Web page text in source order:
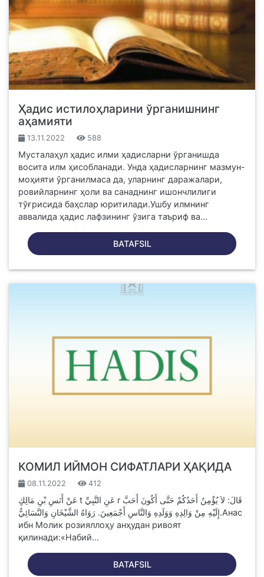
Ҳадис истилоҳларини ўрганишнинг
аҳамияти
13.11.2022 588
Мусталаҳул ҳадис илми ҳадисларни ўрганишда
восита илм ҳисобланади. Унда ҳадисларнинг мазмун-
моҳияти ўрганилмаса да, уларнинг даражалари,
ровийларнинг ҳоли ва санаднинг ишончлилиги
тўғрисида баҳслар юритилади.Ушбу илмнинг
аввалида ҳадис лафзининг ўзига таъриф ва...
BATAFSIL
КОМИЛ ИЙМОН СИФАТЛАРИ ҲАҚИДА
08.11.2022 412
عَنْ أَنَسِ بْنِ مَالِكٍ t عَنِ النَّبِيِّ r قَالَ: لاَ يُؤْمِنُ أَحَدُكُمْ حَتَّى أَكُونَ أَحَبَّ
إِلَيْهِ مِنْ وَالِدِهِ وَوَلَدِهِ وَالنَّاسِ أَجْمَعِينَ. رَوَاهُ الشَّيْخَانِ وَالنَّسَائِيُّ.Анас
ибн Молик розияллоҳу анҳудан ривоят
қилинади:«Набий...
BATAFSIL